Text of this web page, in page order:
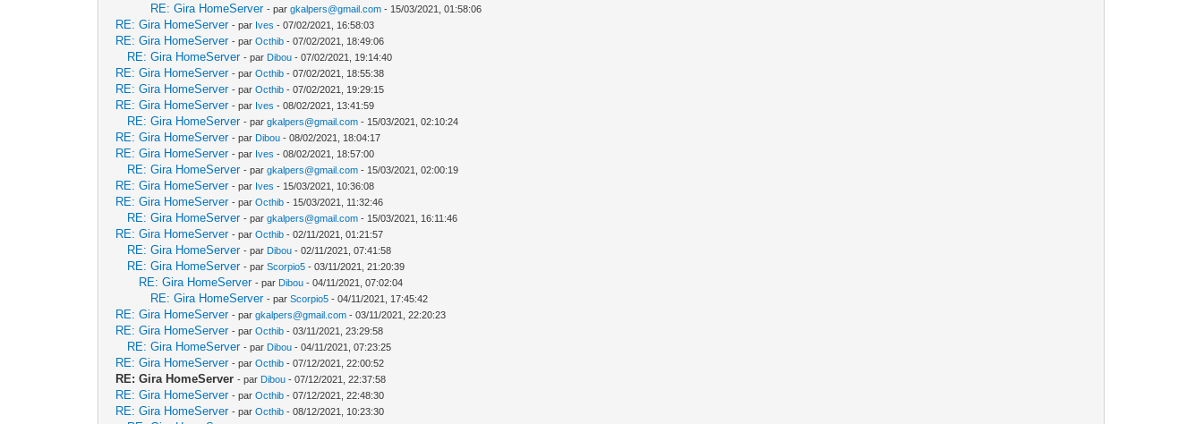
RE: Gira HomeServer - pargkalpers@gmail.com - 15/03/2021, 01:58:06
RE: Gira HomeServer - par Ives - 07/02/2021, 16:58:03
RE: Gira HomeServer - parOcthib - 07/02/2021, 18:49:06
RE: Gira HomeServer - par Dibou - 07/02/2021, 19:14:40
RE: Gira HomeServer - parOcthib - 07/02/2021, 18:55:38
RE: Gira HomeServer - parOcthib - 07/02/2021, 19:29:15
RE: Gira HomeServer - par Ives - 08/02/2021, 13:41:59
RE: Gira HomeServer - pargkalpers@gmail.com - 15/03/2021, 02:10:24
RE: Gira HomeServer - par Dibou - 08/02/2021, 18:04:17
RE: Gira HomeServer - par Ives - 08/02/2021, 18:57:00
RE: Gira HomeServer - pargkalpers@gmail.com - 15/03/2021, 02:00:19
RE: Gira HomeServer - par Ives - 15/03/2021, 10:36:08
RE: Gira HomeServer - parOcthib - 15/03/2021, 11:32:46
RE: Gira HomeServer - pargkalpers@gmail.com - 15/03/2021, 16:11:46
RE: Gira HomeServer - parOcthib - 02/11/2021, 01:21:57
RE: Gira HomeServer - par Dibou - 02/11/2021, 07:41:58
RE: Gira HomeServer - parScorpio5 - 03/11/2021, 21:20:39
RE: Gira HomeServer - par Dibou - 04/11/2021, 07:02:04
RE: Gira HomeServer - parScorpio5 - 04/11/2021, 17:45:42
RE: Gira HomeServer - pargkalpers@gmail.com - 03/11/2021, 22:20:23
RE: Gira HomeServer - parOcthib - 03/11/2021, 23:29:58
RE: Gira HomeServer - par Dibou - 04/11/2021, 07:23:25
RE: Gira HomeServer - parOcthib - 07/12/2021, 22:00:52
RE: Gira HomeServer - par Dibou - 07/12/2021, 22:37:58
RE: Gira HomeServer - parOcthib - 07/12/2021, 22:48:30
RE: Gira HomeServer - parOcthib - 08/12/2021, 10:23:30